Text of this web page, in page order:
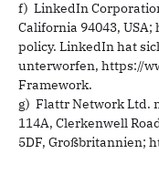
f) LinkedIn
California 94043,
policy. LinkedIn hat
unterworfen, https://
Framework.
g) Flattr Network Ltd.
114A, Clerkenwell
5DF, Großbritannien;